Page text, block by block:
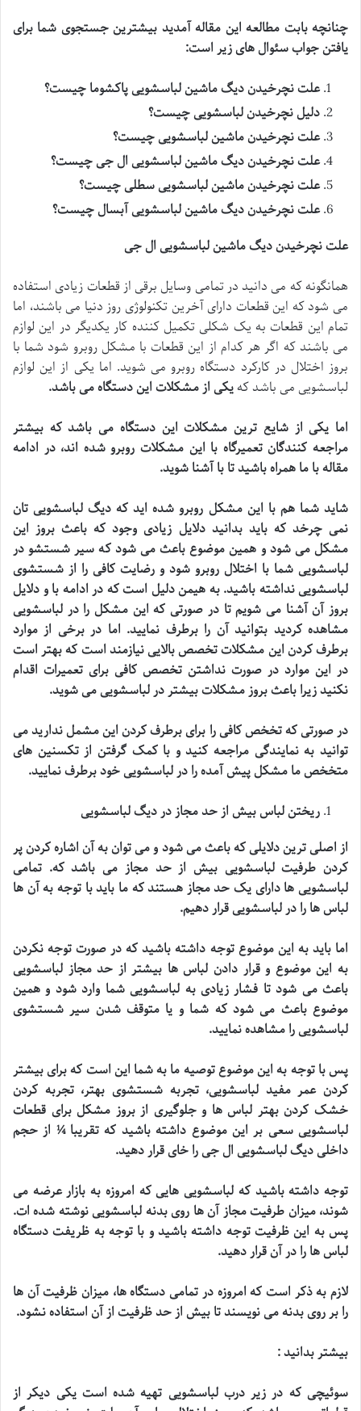
چنانچه بابت مطالعه این مقاله آمدید بیشترین جستجوی شما برای
یافتن جواب سئوال های زیر است:
علت نچرخیدن دیگ ماشین لباسشویی پاکشوما چیست؟
دلیل نچرخیدن لباسشویی چیست؟
علت نچرخیدن ماشین لباسشویی چیست؟
علت نچرخیدن دیگ ماشین لباسشویی ال جی چیست؟
علت نچرخیدن ماشین لباسشویی سطلی چیست؟
علت نچرخیدن دیگ ماشین لباسشویی آبسال چیست؟
علت نچرخیدن دیگ ماشین لباسشویی ال جی
همانگونه که می دانید در تمامی وسایل برقی از قطعات زیادی استفاده
می شود که این قطعات دارای آخرین تکنولوژی روز دنیا می باشند، اما
تمام این قطعات به یک شکلی تکمیل کننده کار یکدیگر در این لوازم
می باشند که اگر هر کدام از این قطعات با مشکل روبرو شود شما با
بروز اختلال در کارکرد دستگاه روبرو می شوید. اما یکی از این لوازم
لباسشویی می باشد کهیکی از مشکلات این دستگاه می باشد.
اما یکی از شایع ترین مشکلات این دستگاه می باشد که بیشتر
مراجعه کنندگان تعمیرگاه با این مشکلات روبرو شده اند، در ادامه
مقاله با ما همراه باشید تا با آشنا شوید.
شاید شما هم با این مشکل روبرو شده اید که دیگ لباسشویی تان
نمی چرخد که باید بدانید دلایل زیادی وجود که باعث بروز این
مشکل می شود و همین موضوع باعث می شود که سیر شستشو در
لباسشویی شما با اختلال روبرو شود و رضایت کافی را از شستشوی
لباسشویی نداشته باشید. به هیمن دلیل است که در ادامه با و دلایل
بروز آن آشنا می شویم تا در صورتی که این مشکل را در لباسشویی
مشاهده کردید بتوانید آن را برطرف نمایید. اما در برخی از موارد
برطرف کردن این مشکلات تخصص بالایی نیازمند است که بهتر است
در این موارد در صورت نداشتن تخصص کافی برای تعمیرات اقدام
نکنید زیرا باعث بروز مشکلات بیشتر در لباسشویی می شوید.
در صورتی که تخخص کافی را برای برطرف کردن این مشمل ندارید می
توانید به نمایندگی مراجعه کنید و با کمک گرفتن از تکسنین های
متخخص ما مشکل پیش آمده را در لباسشویی خود برطرف نمایید.
ریختن لباس بیش از حد مجاز در دیگ لباسشویی
از اصلی ترین دلایلی که باعث می شود و می توان به آن اشاره کردن پر
کردن طرفیت لباسشویی بیش از حد مجاز می باشد که. تمامی
لباسشویی ها دارای یک حد مجاز هستند که ما باید با توجه به آن ها
لباس ها را در لباسشویی قرار دهیم.
اما باید به این موضوع توجه داشته باشید که در صورت توجه نکردن
به این موضوع و قرار دادن لباس ها بیشتر از حد مجاز لباسشویی
باعث می شود تا فشار زیادی به لباسشویی شما وارد شود و همین
موضوع باعث می شود که شما و یا متوقف شدن سیر شستشوی
لباسشویی را مشاهده نمایید.
پس با توجه به این موضوع توصیه ما به شما این است که برای بیشتر
کردن عمر مفید لباسشویی، تجربه شستشوی بهتر، تجربه کردن
خشک کردن بهتر لباس ها و جلوگیری از بروز مشکل برای قطعات
لباسشویی سعی بر این موضوع داشته باشید که تقریبا ¼ از حجم
داخلی دیگ لباسشویی ال جی را خای قرار دهید.
توجه داشته باشید که لباسشویی هایی که امروزه به بازار عرضه می
شوند، میزان طرفیت مجاز آن ها روی بدنه لباسشویی نوشته شده ات.
پس به این ظرفیت توجه داشته باشید و با توجه به ظریفت دستگاه
لباس ها را در آن قرار دهید.
لازم به ذکر است که امروزه در تمامی دستگاه ها، میزان ظرفیت آن ها
را بر روی بدنه می نویسند تا بیش از حد ظرفیت از آن استفاده نشود.
بیشتر بدانید:
سوئیچی که در زیر درب لباسشویی تهیه شده است یکی دیکر از